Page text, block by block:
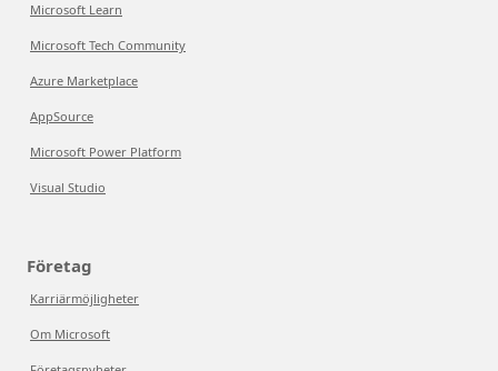
Microsoft Learn
Microsoft Tech Community
Azure Marketplace
AppSource
Microsoft Power Platform
Visual Studio
Företag
Karriärmöjligheter
Om Microsoft